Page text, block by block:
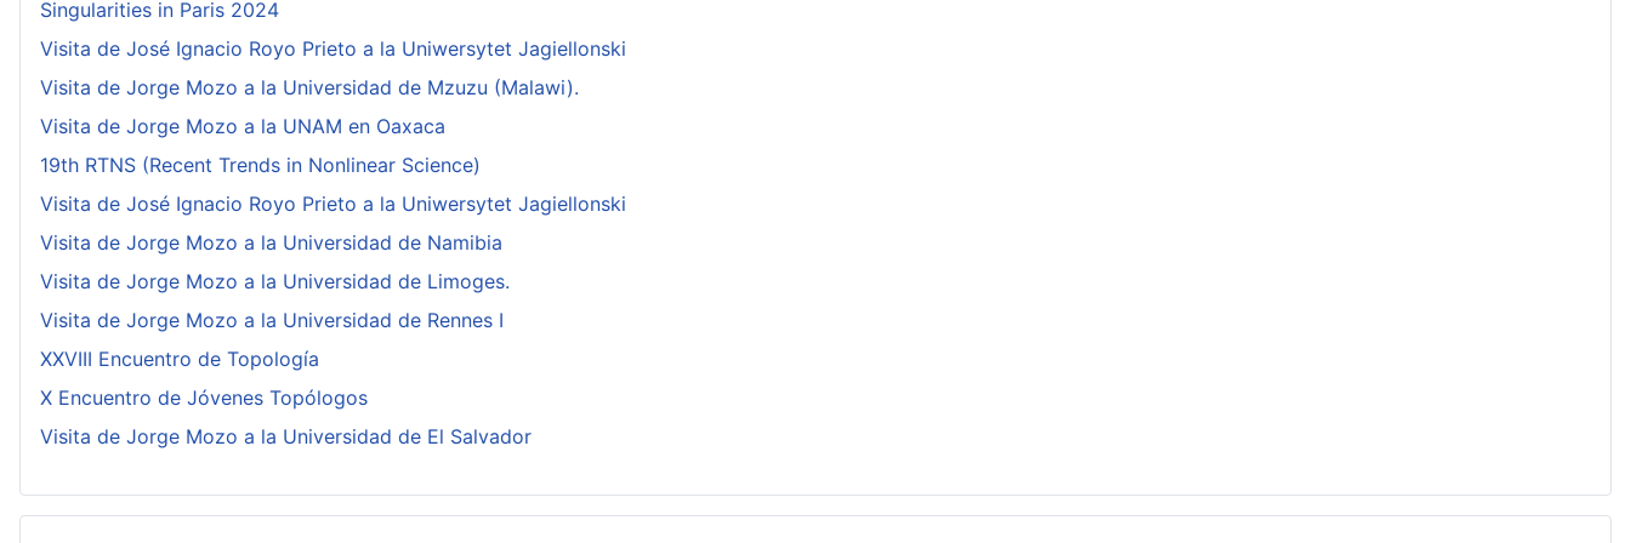
Singularities in Paris 2024
Visita de José Ignacio Royo Prieto a la Uniwersytet Jagiellonski
Visita de Jorge Mozo a la Universidad de Mzuzu (Malawi).
Visita de Jorge Mozo a la UNAM en Oaxaca
19th RTNS (Recent Trends in Nonlinear Science)
Visita de José Ignacio Royo Prieto a la Uniwersytet Jagiellonski
Visita de Jorge Mozo a la Universidad de Namibia
Visita de Jorge Mozo a la Universidad de Limoges.
Visita de Jorge Mozo a la Universidad de Rennes I
XXVIII Encuentro de Topología
X Encuentro de Jóvenes Topólogos
Visita de Jorge Mozo a la Universidad de El Salvador